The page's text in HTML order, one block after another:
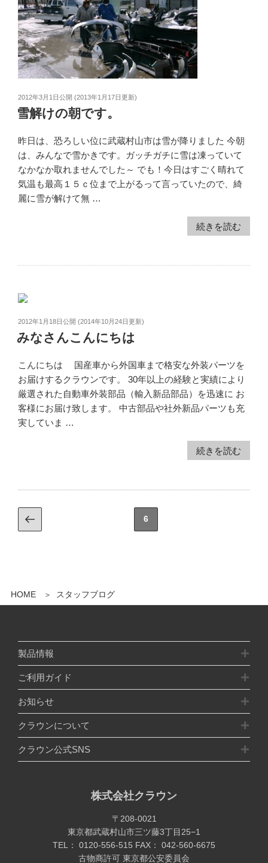
HOME スタッフブログ
2012年3月1日公開 (2013年1月17日更新)
雪解けの朝です。
昨日は、恐ろしい位に武蔵村山市は雪が降りました 今朝
は、みんなで雪かきです。ガッチガチに雪は凍っていて
なかなか取れませんでした～ でも！今日はすごく晴れて
気温も最高１５ｃ位まで上がるって言っていたので、綺
麗に雪が解けて無 …
続きを読む
2012年1月18日公開 (2014年10月24日更新)
みなさんこんにちは
こんにちは 国産車から外国車まで格安な外装パーツを
お届けするクラウンです。 30年以上の経験と実績により
厳選された自動車外装部品（輸入新品部品）を迅速に お
客様にお届け致します。 中古部品や社外新品パーツも充
実していま …
続きを読む
6
製品情報
ご利用ガイド
お知らせ
クラウンについて
クラウン公式SNS
株式会社クラウン
〒208-0021
東京都武蔵村山市三ツ藤3丁目25−1
TEL： 0120-556-515 FAX： 042-560-6675
古物商許可 東京都公安委員会